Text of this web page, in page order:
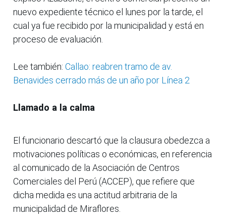
nuevo expediente técnico el lunes por la tarde, el
cual ya fue recibido por la municipalidad y está en
proceso de evaluación.
Lee también: Callao: reabren tramo de av.
Benavides cerrado más de un año por Línea 2
Llamado a la calma
El funcionario descartó que la clausura obedezca a
motivaciones políticas o económicas, en referencia
al comunicado de la Asociación de Centros
Comerciales del Perú (ACCEP), que refiere que
dicha medida es una actitud arbitraria de la
municipalidad de Miraflores.